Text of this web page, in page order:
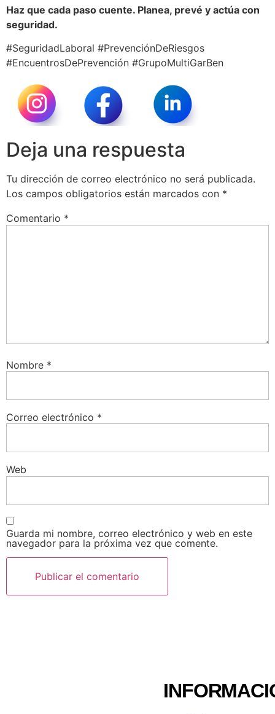
Haz que cada paso cuente. Planea, prevé y actúa con
seguridad.
#SeguridadLaboral #PrevenciónDeRiesgos
#EncuentrosDePrevención #GrupoMultiGarBen
Deja una respuesta
Tu dirección de correo electrónico no será publicada.
Los campos obligatorios están marcados con *
Comentario *
Nombre *
Correo electrónico *
Web
Guarda mi nombre, correo electrónico y web en este
navegador para la próxima vez que comente.